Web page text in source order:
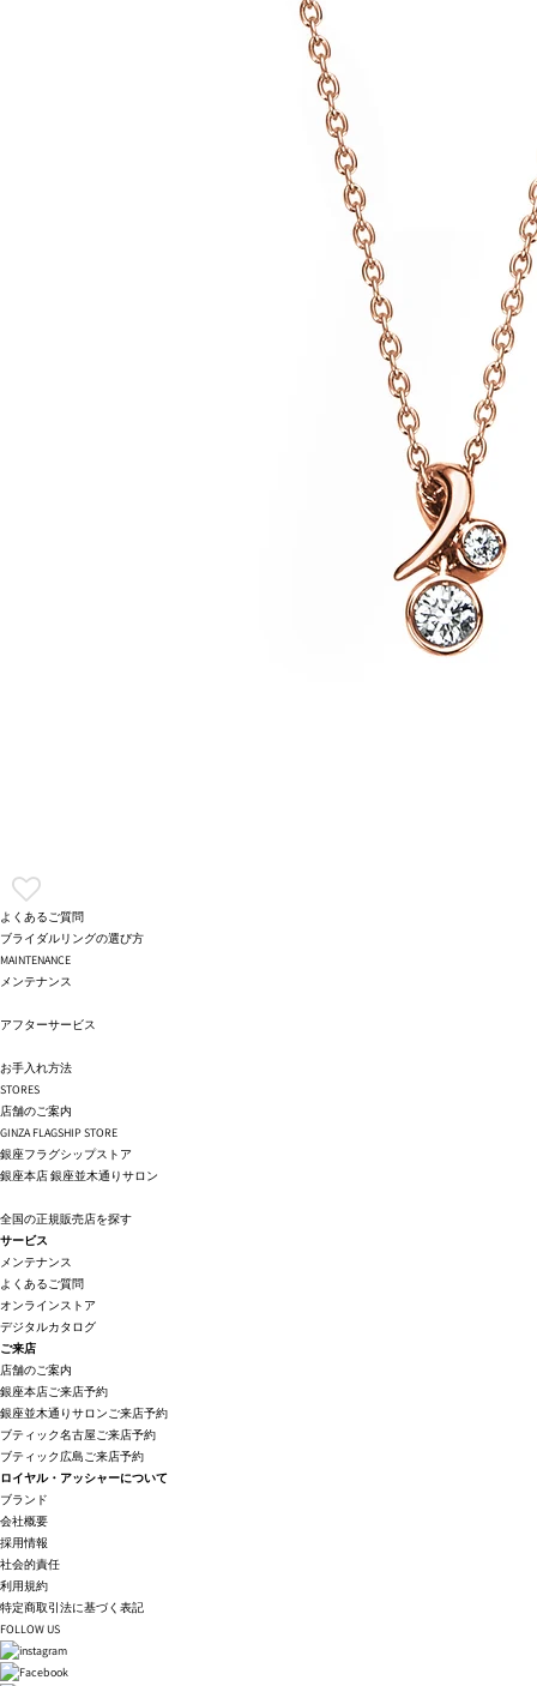
よくあるご質問
ブライダルリングの選び方
MAINTENANCE
メンテナンス
アフターサービス
お手入れ方法
STORES
店舗のご案内
GINZA FLAGSHIP STORE
銀座フラグシップストア
銀座本店銀座並木通りサロン
全国の正規販売店を探す
サービス
メンテナンス
よくあるご質問
オンラインストア
デジタルカタログ
ご来店
店舗のご案内
銀座本店ご来店予約
銀座並木通りサロンご来店予約
ブティック名古屋ご来店予約
ブティック広島ご来店予約
ロイヤル・アッシャーについて
ブランド
会社概要
採用情報
社会的責任
利用規約
特定商取引法に基づく表記
FOLLOW US